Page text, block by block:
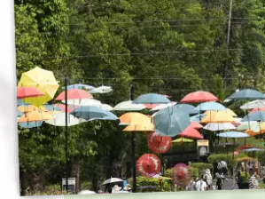
dagen
Mauritius